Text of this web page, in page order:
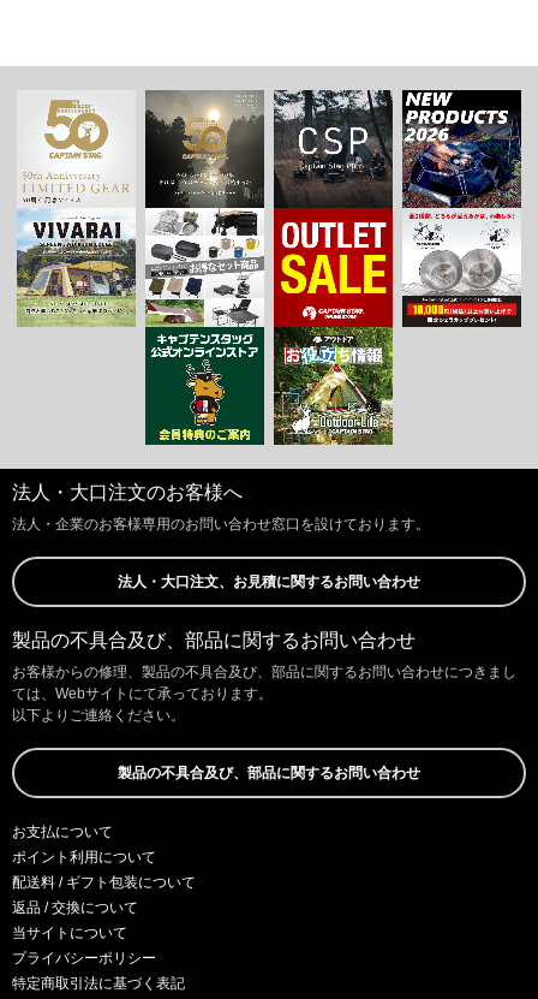
法人・大口注文のお客様へ
法人・企業のお客様専用のお問い合わせ窓口を設けております。
法人・大口注文、お見積に関するお問い合わせ
製品の不具合及び、部品に関するお問い合わせ
お客様からの修理、製品の不具合及び、部品に関するお問い合わせにつきまし
ては、Webサイトにて承っております。
以下よりご連絡ください。
製品の不具合及び、部品に関するお問い合わせ
お支払について
ポイント利用について
配送料 / ギフト包装について
返品 / 交換について
当サイトについて
プライバシーポリシー
特定商取引法に基づく表記